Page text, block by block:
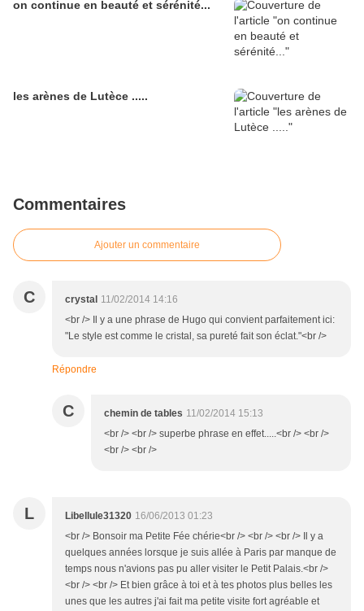
on continue en beauté et sérénité...
les arènes de Lutèce .....
Commentaires
Ajouter un commentaire
C crystal 11/02/2014 14:16
<br /> Il y a une phrase de Hugo qui convient parfaitement ici:
"Le style est comme le cristal, sa pureté fait son éclat."<br />
Répondre
C chemin de tables 11/02/2014 15:13
<br /> <br /> superbe phrase en effet.....<br /> <br />
<br /> <br />
L Libellule31320 16/06/2013 01:23
<br /> Bonsoir ma Petite Fée chérie<br /> <br /> <br /> Il y a
quelques années lorsque je suis allée à Paris par manque de
temps nous n'avions pas pu aller visiter le Petit Palais.<br />
<br /> <br /> Et bien grâce à toi et à tes photos plus belles les
unes que les autres j'ai fait ma petite visite fort agréable et